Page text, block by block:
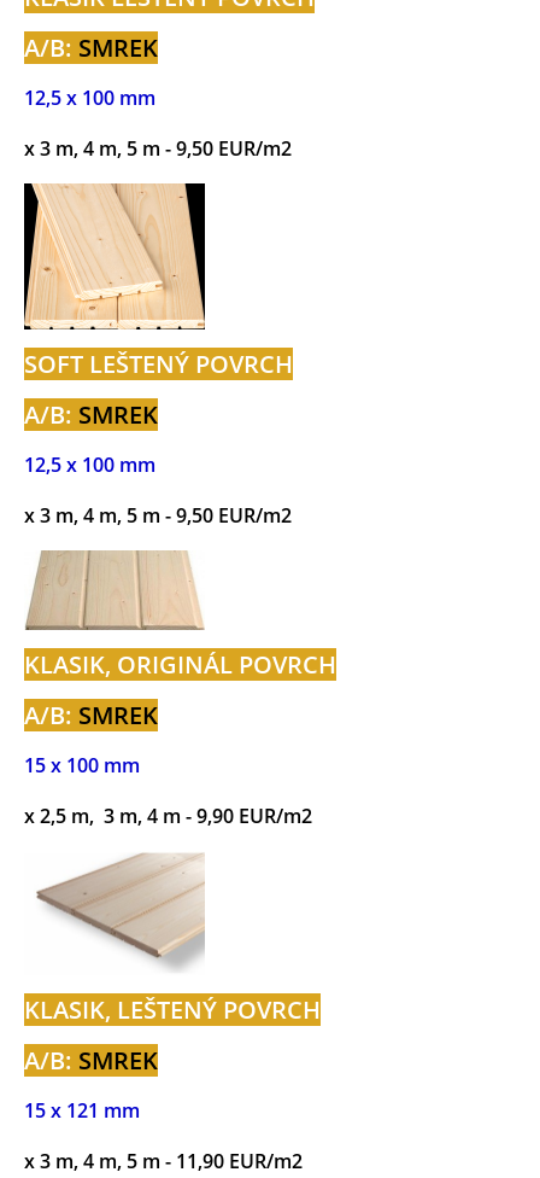
A/B: SMREK
12,5 x 100 mm
x 3 m, 4 m, 5 m - 9,50 EUR/m2
SOFT LEŠTENÝ POVRCH
A/B: SMREK
12,5 x 100 mm
x 3 m, 4 m, 5 m - 9,50 EUR/m2
KLASIK, ORIGINÁL POVRCH
A/B: SMREK
15 x 100 mm
x 2,5 m, 3 m, 4 m - 9,90 EUR/m2
KLASIK, LEŠTENÝ POVRCH
A/B: SMREK
15 x 121 mm
x 3 m, 4 m, 5 m - 11,90 EUR/m2